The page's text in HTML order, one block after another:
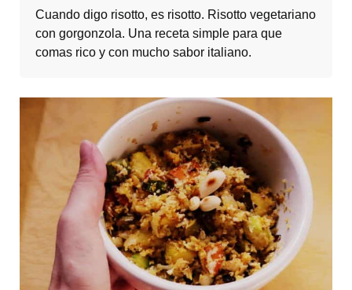
Cuando digo risotto, es risotto. Risotto vegetariano
con gorgonzola. Una receta simple para que
comas rico y con mucho sabor italiano.